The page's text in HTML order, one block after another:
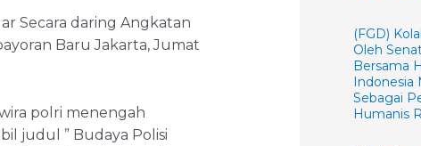
Secara daring Angkatan
Baru Jakarta, Jumat
polri menengah
judul ” Budaya Polisi
(FGD)
Oleh
Bersama
Indonesia
Sebagai
Humanis